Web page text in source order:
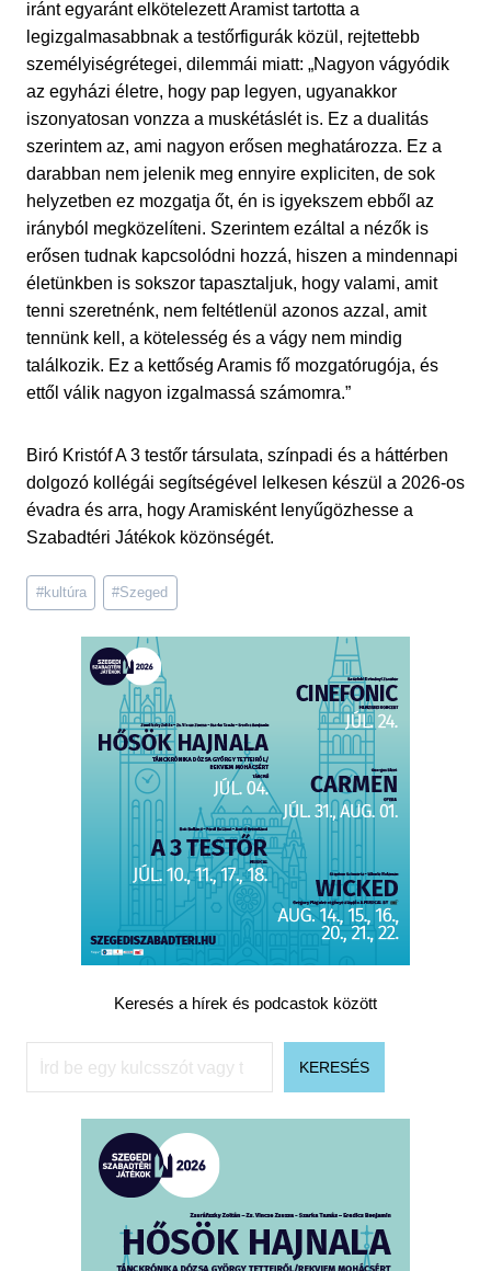
iránt egyaránt elkötelezett Aramist tartotta a
legizgalmasabbnak a testőrfigurák közül, rejtettebb
személyiségrétegei, dilemmái miatt: „Nagyon vágyódik
az egyházi életre, hogy pap legyen, ugyanakkor
iszonyatosan vonzza a muskétáslét is. Ez a dualitás
szerintem az, ami nagyon erősen meghatározza. Ez a
darabban nem jelenik meg ennyire expliciten, de sok
helyzetben ez mozgatja őt, én is igyekszem ebből az
irányból megközelíteni. Szerintem ezáltal a nézők is
erősen tudnak kapcsolódni hozzá, hiszen a mindennapi
életünkben is sokszor tapasztaljuk, hogy valami, amit
tenni szeretnénk, nem feltétlenül azonos azzal, amit
tennünk kell, a kötelesség és a vágy nem mindig
találkozik. Ez a kettőség Aramis fő mozgatórugója, és
ettől válik nagyon izgalmassá számomra.”
Biró Kristóf A 3 testőr társulata, színpadi és a háttérben
dolgozó kollégái segítségével lelkesen készül a 2026-os
évadra és arra, hogy Aramisként lenyűgözhesse a
Szabadtéri Játékok közönségét.
Post
Tags:
#kultúra #Szeged
Keresés a hírek és podcastok között
Keresés
KERESÉS